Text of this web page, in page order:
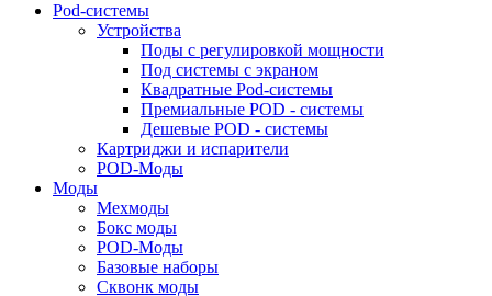
Pod-системы
Устройства
Поды с регулировкой мощности
Под системы с экраном
Квадратные Pod-системы
Премиальные POD - системы
Дешевые POD - системы
Картриджи и испарители
POD-Моды
Моды
Мехмоды
Бокс моды
POD-Моды
Базовые наборы
Сквонк моды